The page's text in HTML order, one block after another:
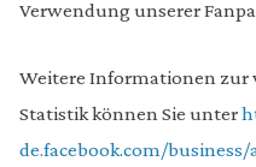
Verwendung unserer
Weitere Informationen zur
Statistik können Sie unter
de.facebook.com/